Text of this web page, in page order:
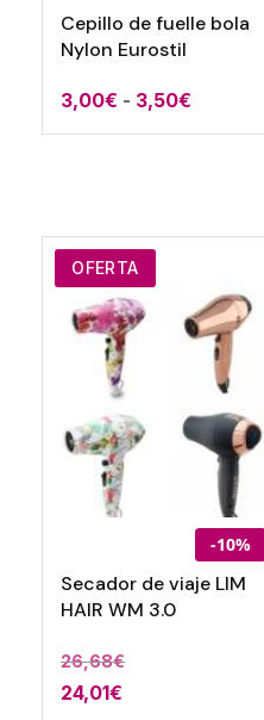
Cepillo de fuelle bola
Nylon Eurostil
3,00€ - 3,50€
de
OFERTA
-10%
Secador de viaje LIM
HAIR WM 3.0
26,68€
24,01€